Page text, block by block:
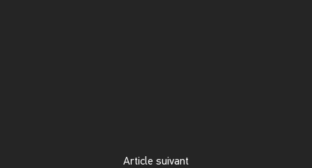
Article suivant